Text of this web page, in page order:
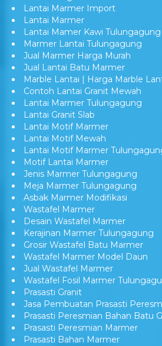
Daftar Harga Lantai Marmer Per
Lantai Marmer Import
Lantai Marmer
Lantai Mamer Kawi Tulungagung
Marmer Lantai Tulungagung
Jual Marmer Harga Murah
Jual Lantai Batu Marmer
Marble Lantai | Harga Marble
Contoh Lantai Granit Mewah
Lantai Marmer Tulungagung
Lantai Granit Slab
Lantai Motif Marmer
Lantai Motif Mewah
Lantai Motif Marmer Tulungagung
Motif Lantai Marmer
Jenis Marmer Tulungagung
Meja Marmer Tulungagung
Asbak Marmer Modifikasi
Wastafel Marmer
Desain Wastafel Marmer
Kerajinan Marmer Tulungagung
Grosir Wastafel Batu Marmer
Wastafel Marmer Model Daun
Jual Wastafel Marmer
Wastafel Fosil Marmer
Prasasti Granit
Jasa Pembuatan Prasasti
Prasasti Peresmian Bahan Batu
Prasasti Peresmian Marmer